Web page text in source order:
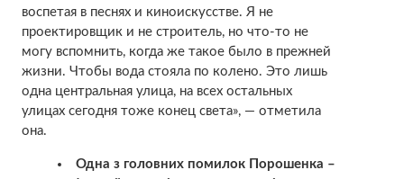
воспетая в песнях и киноискусстве. Я не
проектировщик и не строитель, но что-то не
могу вспомнить, когда же такое было в прежней
жизни. Чтобы вода стояла по колено. Это лишь
одна центральная улица, на всех остальных
улицах сегодня тоже конец света», — отметила
она.
Одна з головних помилок Порошенка –